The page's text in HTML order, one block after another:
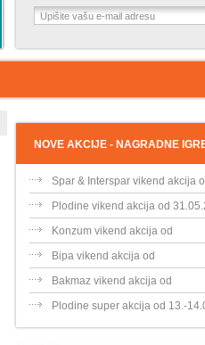
NOVE AKCIJE - NAGRADNE
Spar & Interspar vikend akcija
31.05....
Plodine vikend akcija od
Konzum vikend akcija od
31.05.-02.06.202...
Bipa vikend akcija od
30.05.-02.06.2024.
Bakmaz vikend akcija od
30.05.-02.06.202...
Plodine super akcija od 13.-